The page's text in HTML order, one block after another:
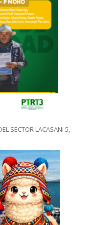
SECTOR LACASANI 5,